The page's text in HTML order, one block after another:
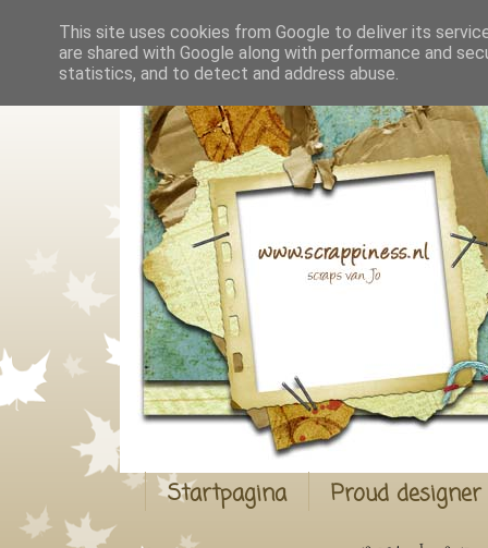
Startpagina Proud
This site uses cookies from Google to deliver its
are shared with Google along with performance and
statistics, and to detect and address abuse.